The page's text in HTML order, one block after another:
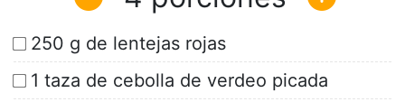
250 g de lentejas rojas
1 taza de cebolla de verdeo picada